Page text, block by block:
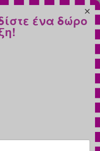
×
ένα δώρο